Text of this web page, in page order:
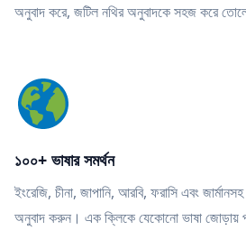
অনুবাদ করে, জটিল নথির অনুবাদকে সহজ করে
১০০+ ভাষার সমর্থন
ইংরেজি, চীনা, জাপানি, আরবি, ফরাসি এবং
অনুবাদ করুন। এক ক্লিকে যেকোনো ভাষা জোড়ায়